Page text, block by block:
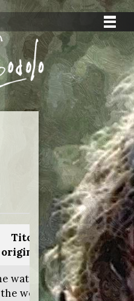
Titolo
originale:
watcher in
the woods